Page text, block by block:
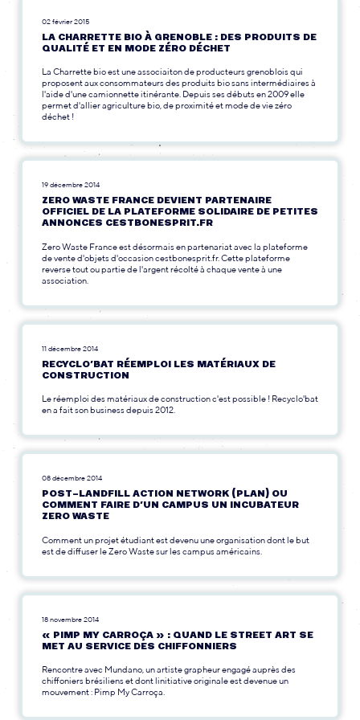
02 février 2015
LA CHARRETTE BIO À GRENOBLE : DES PRODUITS DE
QUALITÉ ET EN MODE ZÉRO DÉCHET
La Charrette bio est une associaiton de producteurs grenoblois qui
proposent aux consommateurs des produits bio sans intermédiaires à
l'aide d'une camionnette itinérante. Depuis ses débuts en 2009 elle
permet d'allier agriculture bio, de proximité et mode de vie zéro
déchet !
19 décembre 2014
ZERO WASTE FRANCE DEVIENT PARTENAIRE
OFFICIEL DE LA PLATEFORME SOLIDAIRE DE PETITES
ANNONCES CESTBONESPRIT.FR
Zero Waste France est désormais en partenariat avec la plateforme
de vente d'objets d'occasion cestbonesprit.fr. Cette plateforme
reverse tout ou partie de l'argent récolté à chaque vente à une
association.
11 décembre 2014
RECYCLO’BAT RÉEMPLOI LES MATÉRIAUX DE
CONSTRUCTION
Le réemploi des matériaux de construction c'est possible ! Recyclo'bat
en a fait son business depuis 2012.
08 décembre 2014
POST-LANDFILL ACTION NETWORK (PLAN) OU
COMMENT FAIRE D’UN CAMPUS UN INCUBATEUR
ZERO WASTE
Comment un projet étudiant est devenu une organisation dont le but
est de diffuser le Zero Waste sur les campus américains.
18 novembre 2014
« PIMP MY CARROÇA » : QUAND LE STREET ART SE
MET AU SERVICE DES CHIFFONNIERS
Rencontre avec Mundano, un artiste grapheur engagé auprès des
chiffoniers brésiliens et dont linitiative originale est devenue un
mouvement : Pimp My Carroça.